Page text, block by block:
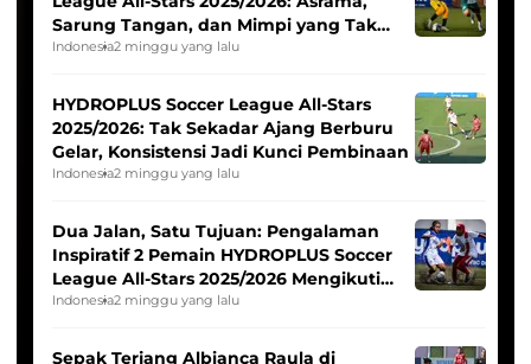
Sarung Tangan, dan Mimpi yang Tak
Pernah Padam
Indonesia2 minggu yang lalu
HYDROPLUS Soccer League All-Stars
2025/2026: Tak Sekadar Ajang Berburu
Gelar, Konsistensi Jadi Kunci Pembinaan
Indonesia2 minggu yang lalu
Dua Jalan, Satu Tujuan: Pengalaman
Inspiratif 2 Pemain HYDROPLUS Soccer
League All-Stars 2025/2026 Mengikuti
Seleksi Timnas Indonesia Putri
Indonesia2 minggu yang lalu
Sepak Terjang Albianca Raula di